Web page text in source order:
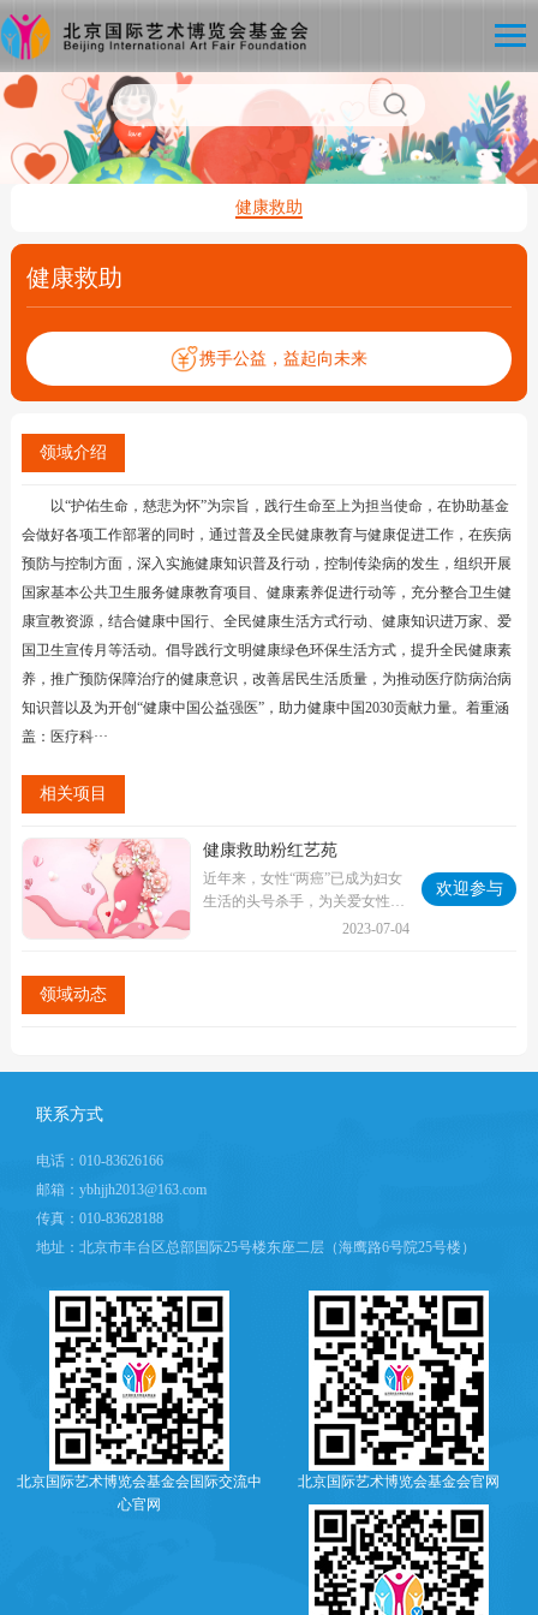
健康救助
健康救助
携手公益，益起向未来
领域介绍
以“护佑生命，慈悲为怀”为宗旨，践行生命至上为担当使命，在协助基金
会做好各项工作部署的同时，通过普及全民健康教育与健康促进工作，在疾病
预防与控制方面，深入实施健康知识普及行动，控制传染病的发生，组织开展
国家基本公共卫生服务健康教育项目、健康素养促进行动等，充分整合卫生健
康宣教资源，结合健康中国行、全民健康生活方式行动、健康知识进万家、爱
国卫生宣传月等活动。倡导践行文明健康绿色环保生活方式，提升全民健康素
养，推广预防保障治疗的健康意识，改善居民生活质量，为推动医疗防病治病
知识普以及为开创“健康中国公益强医”，助力健康中国2030贡献力量。着重涵
盖：医疗科···
相关项目
健康救助粉红艺苑
近年来，女性“两癌”已成为妇女
生活的头号杀手，为关爱女性的
生命和健康，我基金会通过设
2023-07-04
欢迎参与
领域动态
联系方式
电话：010-83626166
邮箱：ybhjjh2013@163.com
传真：010-83628188
地址：北京市丰台区总部国际25号楼东座二层（海鹰路6号院25号楼）
北京国际艺术博览会基金会国际交流中
心官网
北京国际艺术博览会基金会官网